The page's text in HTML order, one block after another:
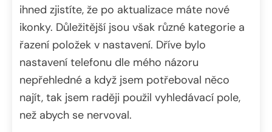
ihned zjistíte, že po aktualizace máte nové
ikonky. Důležitější jsou však různé kategorie a
řazení položek v nastavení. Dříve bylo
nastavení telefonu dle mého názoru
nepřehledné a když jsem potřeboval něco
najít, tak jsem raději použil vyhledávací pole,
než abych se nervoval.